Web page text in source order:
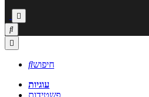



חיפוש
עוגיות